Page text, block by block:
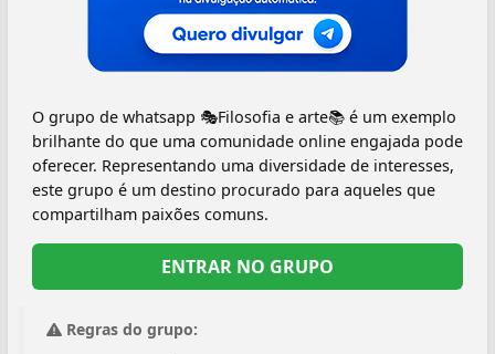
O grupo de whatsapp 🎭Filosofia e arte📚 é um exemplo
brilhante do que uma comunidade online engajada pode
oferecer. Representando uma diversidade de interesses,
este grupo é um destino procurado para aqueles que
compartilham paixões comuns.
ENTRAR NO GRUPO
Regras do grupo: